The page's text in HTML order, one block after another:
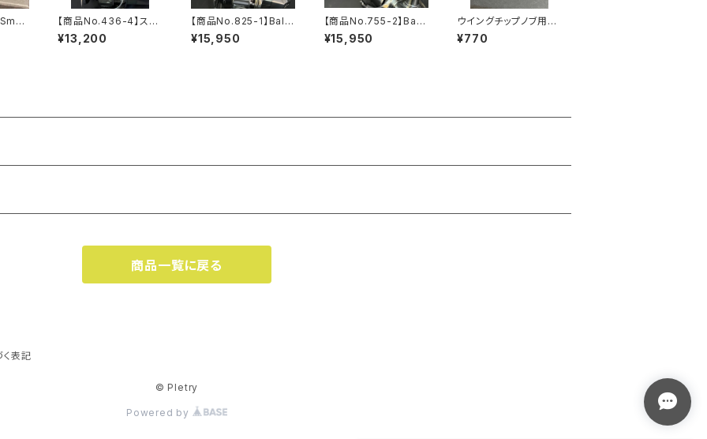
【商品No.436-4】スタ
ビ Cocoon Knob パ
ープルピンク系
¥13,200
【商品No.825-1】Ballo
on Knob スタビライ
ズドウッド ブルー系
¥15,950
【商品No.755-2】Ball
oon Knob スタビラ
イズドウッド ブラック
¥15,950
ウイングチップノブ用ス
クリュー
¥770
商品一覧に戻る
表記
© Pletry
Powered by